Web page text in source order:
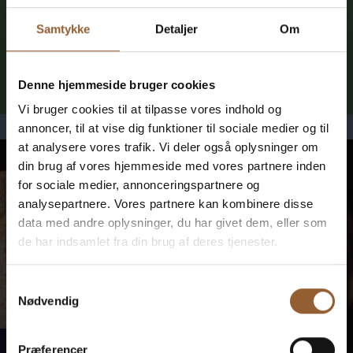
Samtykke Detaljer Om
Denne hjemmeside bruger cookies
Vi bruger cookies til at tilpasse vores indhold og
annoncer, til at vise dig funktioner til sociale medier og til
at analysere vores trafik. Vi deler også oplysninger om
din brug af vores hjemmeside med vores partnere inden
for sociale medier, annonceringspartnere og
analysepartnere. Vores partnere kan kombinere disse
data med andre oplysninger, du har givet dem, eller som
de har indsamlet fra din brug af deres tjenester.
Nødvendig
Præferencer
Tag med Ringkøbing Fjord Museers guide rundt ved Houvigfæstningen
og mærk historien om Anden Verdenskrig på egen krop. I 1940
invaderede tyske tropper Danmark og landet blev besat. Bunkerne er et
ONSDAG